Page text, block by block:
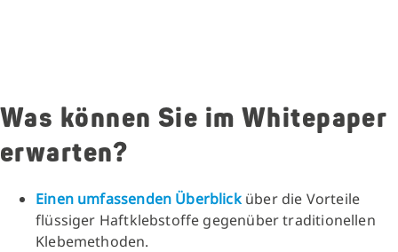
Was können Sie im Whitepaper
erwarten?
Einen umfassenden Überblicküber die Vorteile
flüssiger Haftklebstoffe gegenüber traditionellen
Klebemethoden.